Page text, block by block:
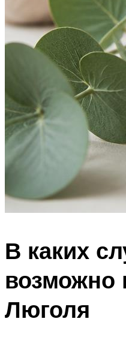
В каких
возможно
Люголя